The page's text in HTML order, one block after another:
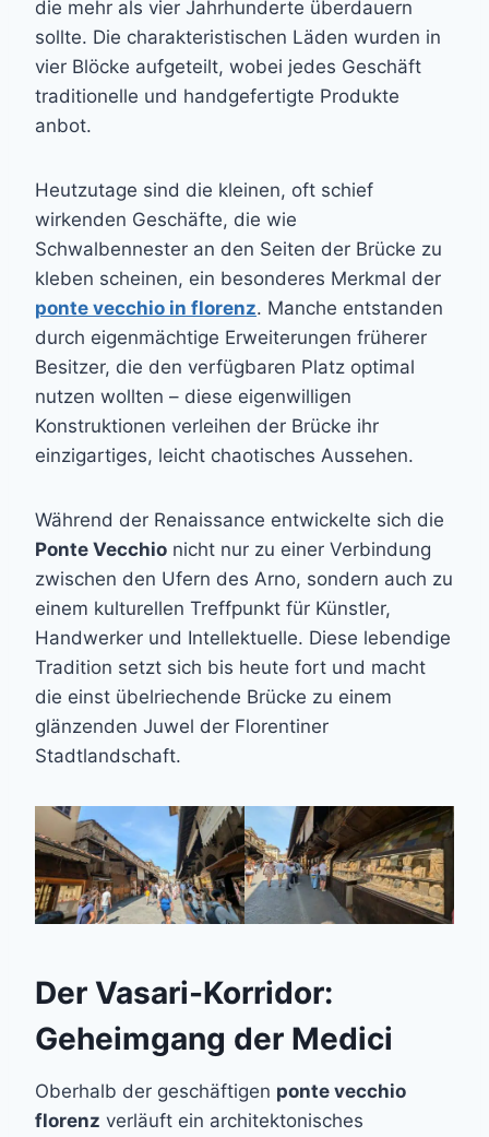
die mehr als vier Jahrhunderte überdauern
sollte. Die charakteristischen Läden wurden in
vier Blöcke aufgeteilt, wobei jedes Geschäft
traditionelle und handgefertigte Produkte
anbot.
Heutzutage sind die kleinen, oft schief
wirkenden Geschäfte, die wie
Schwalbennester an den Seiten der Brücke zu
kleben scheinen, ein besonderes Merkmal der
ponte vecchio in florenz. Manche entstanden
durch eigenmächtige Erweiterungen früherer
Besitzer, die den verfügbaren Platz optimal
nutzen wollten – diese eigenwilligen
Konstruktionen verleihen der Brücke ihr
einzigartiges, leicht chaotisches Aussehen.
Während der Renaissance entwickelte sich die
Ponte Vecchio nicht nur zu einer Verbindung
zwischen den Ufern des Arno, sondern auch zu
einem kulturellen Treffpunkt für Künstler,
Handwerker und Intellektuelle. Diese lebendige
Tradition setzt sich bis heute fort und macht
die einst übelriechende Brücke zu einem
glänzenden Juwel der Florentiner
Stadtlandschaft.
Der Vasari-Korridor:
Geheimgang der Medici
Oberhalb der geschäftigen ponte vecchio
florenz verläuft ein architektonisches